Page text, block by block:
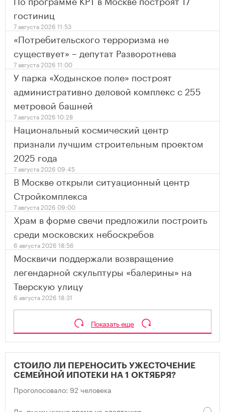
гостиниц
7 августа 2026 11:53
«Потребительского терроризма не
существует» – депутат Разворотнева
7 августа 2026 11:00
У парка «Ходынское поле» построят
административно деловой комплекс с 255
метровой башней
7 августа 2026 10:28
Национальный космический центр
признали лучшим строительным проектом
2025 года
7 августа 2026 09:45
В Москве открыли ситуационный центр
Стройкомплекса
7 августа 2026 09:00
Храм в форме свечи предложили построить
среди московских небоскребов
6 августа 2026 18:56
Москвичи поддержали возвращение
легендарной скульптуры «балерины» на
Тверскую улицу
6 августа 2026 18:31
Показать еще
СТОИЛО ЛИ ПЕРЕНОСИТЬ УЖЕСТОЧЕНИЕ
СЕМЕЙНОЙ ИПОТЕКИ НА 1 ОКТЯБРЯ?
Проголосовало: 92 человека